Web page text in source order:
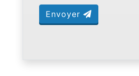
Envoyer